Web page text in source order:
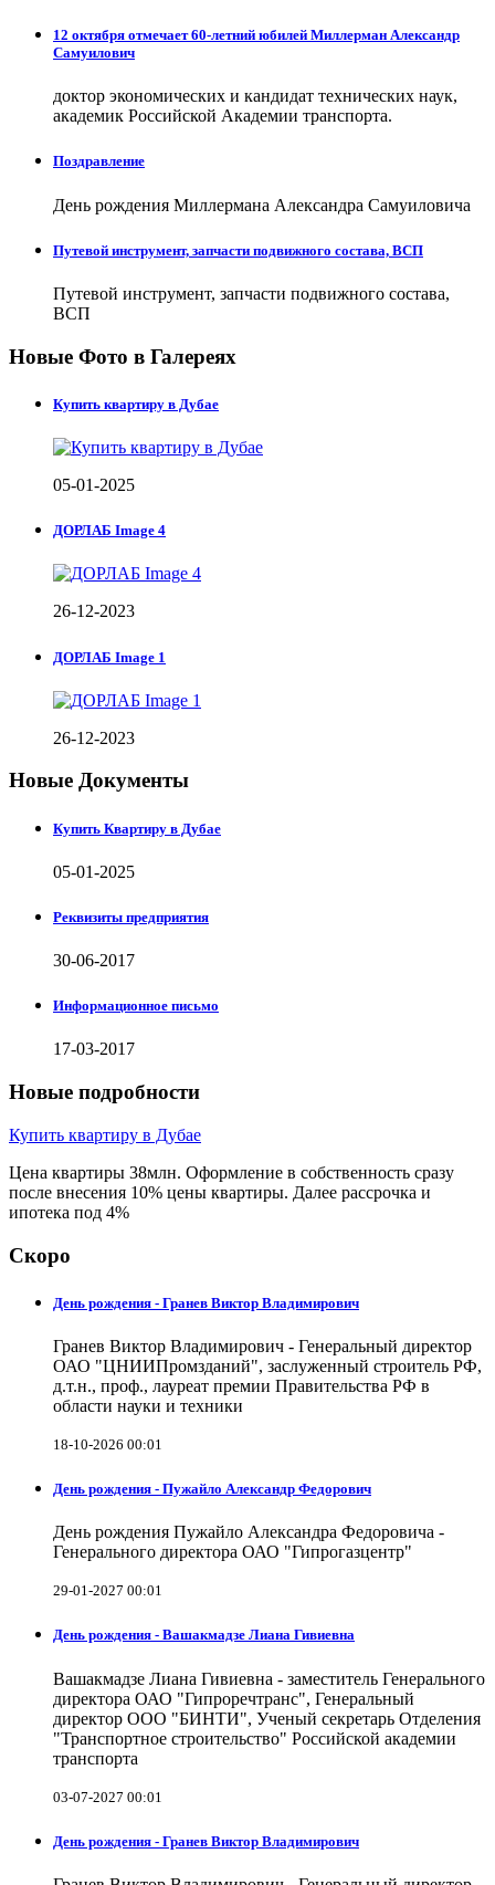
12 октября отмечает 60-летний юбилей Миллерман Александр
Самуилович
доктор экономических и кандидат технических наук,
академик Российской Академии транспорта.
Поздравление
День рождения Миллермана Александра Самуиловича
Путевой инструмент, запчасти подвижного состава, ВСП
Путевой инструмент, запчасти подвижного состава,
ВСП
Новые Фото в Галереях
Купить квартиру в Дубае
05-01-2025
ДОРЛАБ Image 4
26-12-2023
ДОРЛАБ Image 1
26-12-2023
Новые Документы
Купить Квартиру в Дубае
05-01-2025
Реквизиты предприятия
30-06-2017
Информационное письмо
17-03-2017
Новые подробности
Купить квартиру в Дубае
Цена квартиры 38млн. Оформление в собственность сразу
после внесения 10% цены квартиры. Далее рассрочка и
ипотека под 4%
Скоро
День рождения - Гранев Виктор Владимирович
Гранев Виктор Владимирович - Генеральный директор
ОАО "ЦНИИПромзданий", заслуженный строитель РФ,
д.т.н., проф., лауреат премии Правительства РФ в
области науки и техники
18-10-2026 00:01
День рождения - Пужайло Александр Федорович
День рождения Пужайло Александра Федоровича -
Генерального директора ОАО "Гипрогазцентр"
29-01-2027 00:01
День рождения - Вашакмадзе Лиана Гивиевна
Вашакмадзе Лиана Гивиевна - заместитель Генерального
директора ОАО "Гипроречтранс", Генеральный
директор ООО "БИНТИ", Ученый секретарь Отделения
"Транспортное строительство" Российской академии
транспорта
03-07-2027 00:01
День рождения - Гранев Виктор Владимирович